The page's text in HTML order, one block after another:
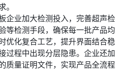
。
企业加大检测投入，完善超声检
等检测手段，确保每一批产品均
优化复合工艺，提升界面结合稳
过程中出现分层隐患。企业还加
质量证明文件，实现产品全流程